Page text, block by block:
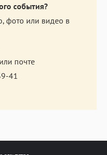
события?
фото или видео в
почте
41